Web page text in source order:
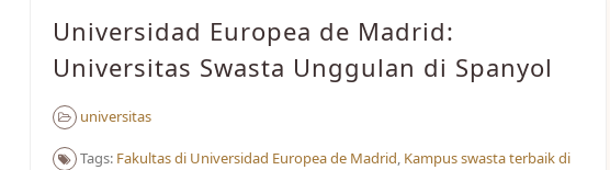
Universidad Europea de Madrid:
Universitas Swasta Unggulan di Spanyol
universitas
Tags: Fakultas di Universidad Europea de Madrid, Kampus swasta terbaik di